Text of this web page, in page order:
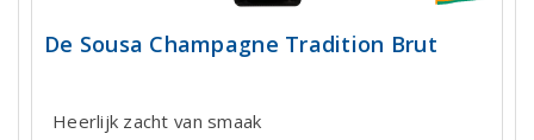
De Sousa Champagne Tradition Brut
Heerlijk zacht van smaak